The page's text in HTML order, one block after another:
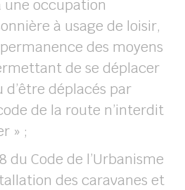
une occupation
à usage de loisir,
des moyens
de se déplacer
déplacés par
de la route n’interdit
» ;
du Code de l’Urbanisme
des caravanes et